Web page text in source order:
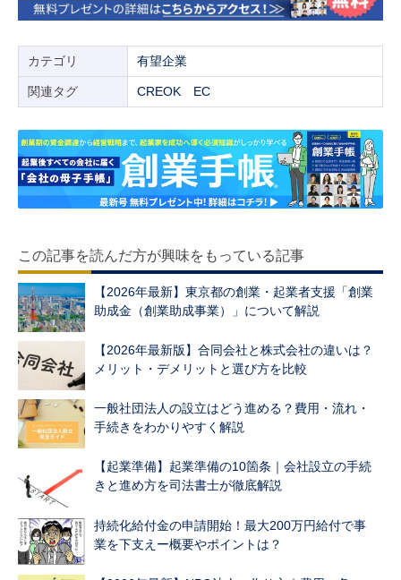
カテゴリ 有望企業
関連タグ CREOK EC
この記事を読んだ方が興味をもっている記事
【2026年最新】東京都の創業・起業者支援「創業
助成金（創業助成事業）」について解説
【2026年最新版】合同会社と株式会社の違いは？
メリット・デメリットと選び方を比較
一般社団法人の設立はどう進める？費用・流れ・
手続きをわかりやすく解説
【起業準備】起業準備の10箇条｜会社設立の手続
きと進め方を司法書士が徹底解説
持続化給付金の申請開始！最大200万円給付で事
業を下支えー概要やポイントは？